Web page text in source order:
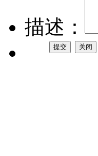
描述：